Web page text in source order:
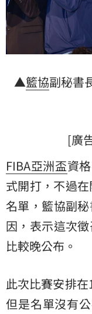
▲籃協副秘書
[廣
FIBA亞洲盃資
式開打，不過
名單，籃協副
因，表示這次
比較晚公布。
此次比賽安排在
但是名單沒有